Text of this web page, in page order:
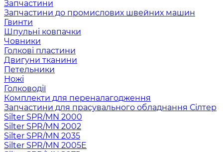
Запчастини
Запчастини до промислових швейних машин
Гвинти
Шпульні ковпачки
Човники
Голкові пластини
Двигуни тканини
Петельники
Ножі
Голководії
Комплекти для переналагодження
Запчастини для прасувального обладнання Сілтер
Silter SPR/MN 2000
Silter SPR/MN 2002
Silter SPR/MN 2035
Silter SPR/MN 2005E